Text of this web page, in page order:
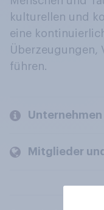
kulturellen und
eine
Überzeugungen,
führen.
Unternehmen
Mitglieder